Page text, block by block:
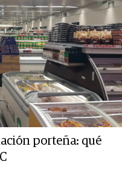
porteña: qué